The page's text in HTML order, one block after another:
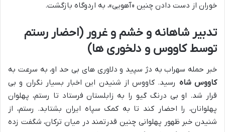
خوران از دست دادن چنین «آهویی»، به اردوگاه بازگشت.
تدبیر شاهانه و خشم و غرور (احضار رستم
توسط کاووس و دلخوری ها)
خبر حمله سهراب به دژ سپید و دلاوری های بی حد او، به سرعت به
کاووس شاه رسید. کاووس از شنیدن این اخبار بسیار نگران و بی
قرار شد. او بی درنگ گیو را به زابلستان فرستاد تا رستم، پهلوان
پهلوانان، را احضار کند تا به کمک سپاه ایران بشتابد. رستم، از
شنیدن خبر ظهور پهلوانی چنین قدرتمند در میان ترکان، شگفت زده